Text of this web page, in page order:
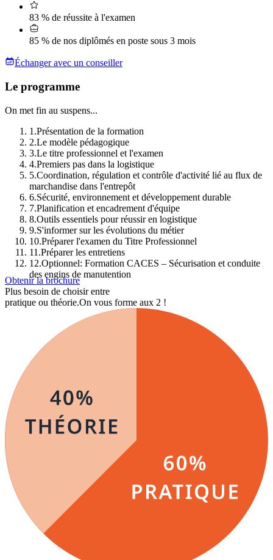
83 % de réussite à l'examen
85 % de nos diplômés en poste sous 3 mois
Échanger avec un conseiller
Le programme
On met fin au suspens...
1 .Présentation de la formation
2.Le modèle pédagogique
3.Le titre professionnel et l'examen
4.Premiers pas dans la logistique
5.Coordination, régulation et contrôle d'activité lié au flux de
marchandise dans l'entrepôt
6.Sécurité, environnement et développement durable
7.Planification et encadrement d'équipe
8.Outils essentiels pour réussir en logistique
9.S'informer sur les évolutions du métier
10.Préparer l'examen du Titre Professionnel
11 .Préparer les entretiens
12.Optionnel: Formation CACES – Sécurisation et conduite
des engins de manutention
Obtenir la brochure
Plus besoin de choisir entre
pratique ou théorie.On vous forme aux 2 !